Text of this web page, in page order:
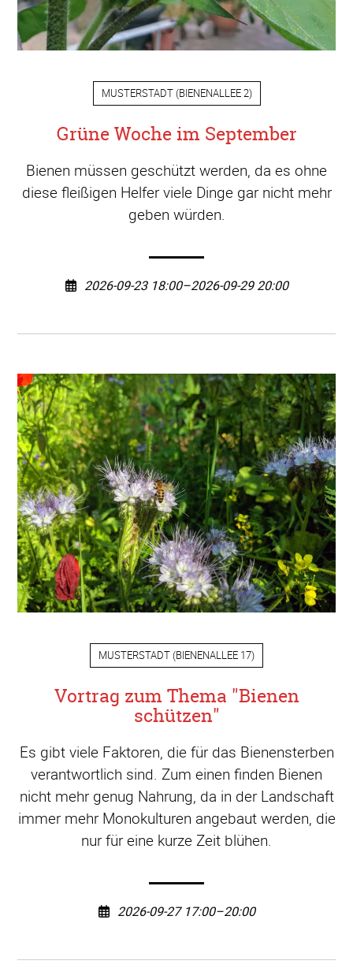
MUSTERSTADT(BIENENALLEE 2)
Grüne Woche im September
Bienen müssen geschützt werden, da es ohne
diese fleißigen Helfer viele Dinge gar nicht mehr
geben würden.
2026-09-23 18:00–2026-09-29 20:00
MUSTERSTADT (BIENENALLEE 17)
Vortrag zum Thema "Bienen
schützen"
Es gibt viele Faktoren, die für das Bienensterben
verantwortlich sind. Zum einen finden Bienen
nicht mehr genug Nahrung, da in der Landschaft
immer mehr Monokulturen angebaut werden, die
nur für eine kurze Zeit blühen.
2026-09-27 17:00–20:00